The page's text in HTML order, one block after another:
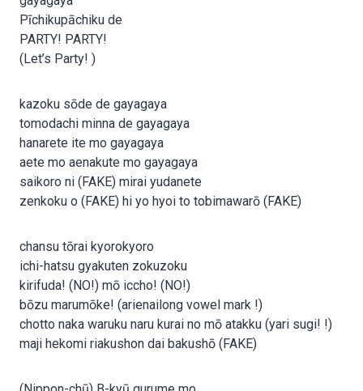
Pīchikupāchiku de
PARTY! PARTY!
(Let’s Party! )
kazoku sōde de gayagaya
tomodachi minna de gayagaya
hanarete ite mo gayagaya
aete mo aenakute mo gayagaya
saikoro ni (FAKE) mirai yudanete
zenkoku o (FAKE) hi yo hyoi to tobimawarō (FAKE)
chansu tōrai kyorokyoro
ichi-hatsu gyakuten zokuzoku
kirifuda! (NO!) mō iccho! (NO!)
bōzu marumōke! (arienailong vowel mark !)
chotto naka waruku naru kurai no mō atakku (yari sugi! !)
maji hekomi riakushon dai bakushō (FAKE)